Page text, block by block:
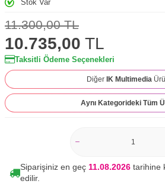
Stok Var
11.300,00TL
10.735,00 TL
Taksitli Ödeme Seçenekleri
Diğer IK Multimedia
Aynı Kategorideki Tüm
Siparişiniz en geç 11.08.2026 tarihine
edilir.